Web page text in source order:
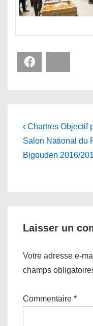
Navigation
de
l’article
Previous
Post
is
‹ Chartres Objectif
Salon National du
Bigouden 2016/
Laisser un
Votre adresse e-
champs
Commentaire *